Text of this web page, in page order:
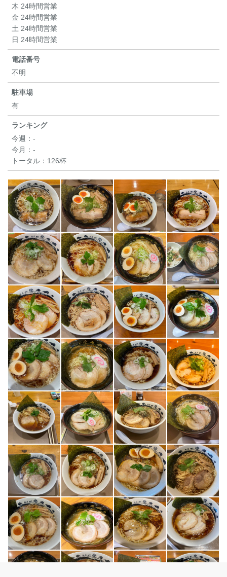
木 24時間営業
金 24時間営業
土 24時間営業
日 24時間営業
電話番号
不明
駐車場
有
ランキング
今週： -
今月： -
トータル： 126杯